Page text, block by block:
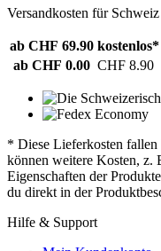
Versandkosten für Schweiz
ab CHF 69.90 kostenlos*
ab CHF 0.00 CHF 8.90
* Diese Lieferkosten fallen
können weitere Kosten, z.
Eigenschaften der
du direkt in der
Hilfe & Support